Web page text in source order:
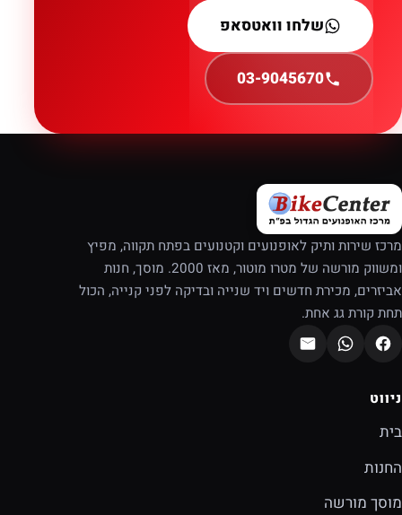
שלחו וואטסאפ
03-9045670
מרכז שירות ותיק לאופנועים וקטנועים בפתח תקווה, מפיץ
ומשווק מורשה של מטרו מוטור, מאז 2000. מוסך, חנות
אביזרים, מכירת חדשים ויד שנייה ובדיקה לפני קנייה, הכול
תחת קורת גג אחת.
ניווט
בית
החנות
מוסך מורשה